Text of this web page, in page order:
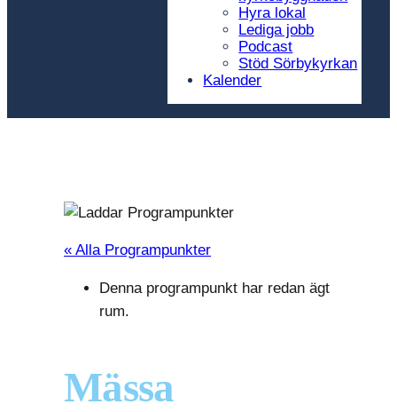
Hyra lokal
Lediga jobb
Podcast
Stöd Sörbykyrkan
Kalender
« Alla Programpunkter
Denna programpunkt har redan ägt
rum.
Mässa